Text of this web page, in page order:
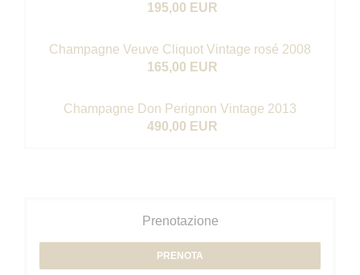
195,00 EUR
Champagne Veuve Cliquot Vintage rosé 2008
165,00 EUR
Champagne Don Perignon Vintage 2013
490,00 EUR
Prenotazione
PRENOTA